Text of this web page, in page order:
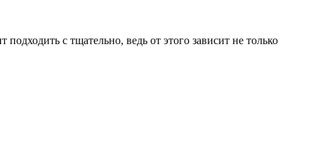
с тщательно, ведь от этого зависит не только